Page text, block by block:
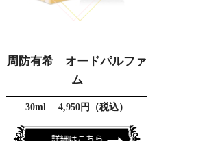
周防有希 オードパルファ
ム
30ml 4,950円（税込）